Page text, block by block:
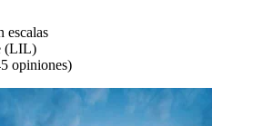
escalas
(LIL)
opiniones)